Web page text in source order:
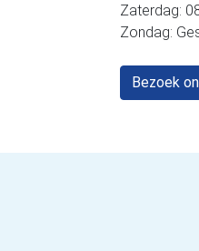
Zaterdag:
Zondag:
Bezoek